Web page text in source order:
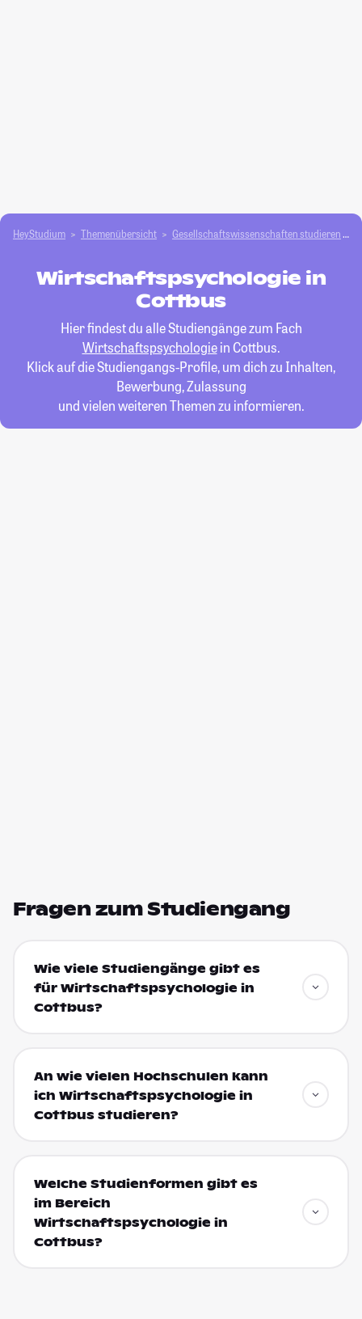
HeyStudium Themenübersicht Gesellschafts­­wissenschaften studieren
Wirtschaftspsychologie in
Cottbus
Hier findest du alle Studiengänge zum Fach
Wirtschaftspsychologiein Cottbus.
Klick auf die Studiengangs-Profile, um dich zu Inhalten,
Bewerbung, Zulassung
und vielen weiteren Themen zu informieren.
Fragen zum Studiengang
Wie viele Studiengänge gibt es
für Wirtschaftspsychologie in
Cottbus?
An wie vielen Hochschulen kann
ich Wirtschaftspsychologie in
Cottbus studieren?
Welche Studienformen gibt es
im Bereich
Wirtschaftspsychologie in
Cottbus?